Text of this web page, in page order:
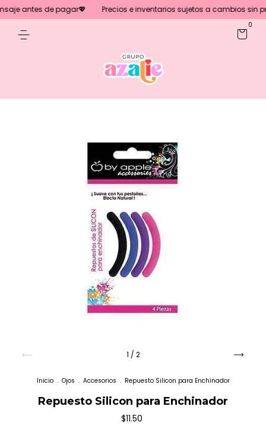
antes de pagar💖 Precios e inventarios sujetos a cambios sin
0
1 / 2
Inicio . Ojos . Accesorios . Repuesto Silicon para Enchinador
Repuesto Silicon para Enchinador
$11.50